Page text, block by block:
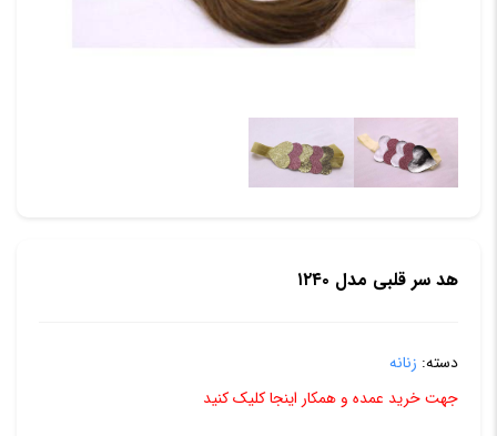
هد سر قلبی مدل ۱۲۴۰
دسته: زنانه
جهت خرید عمده و همکار اینجا کلیک کنید